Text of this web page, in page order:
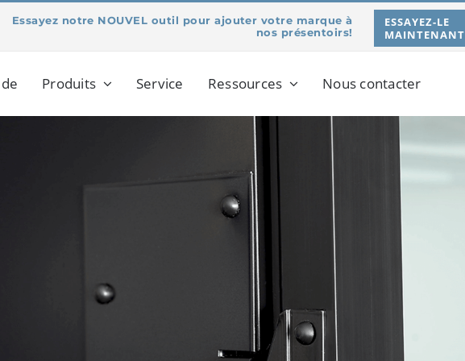
Essayez notre NOUVEL outil pour ajouter votre marque à
nos présentoirs!
ESSAYEZ-LE
MAINTENANT
Produits Service Ressources Nous contacter